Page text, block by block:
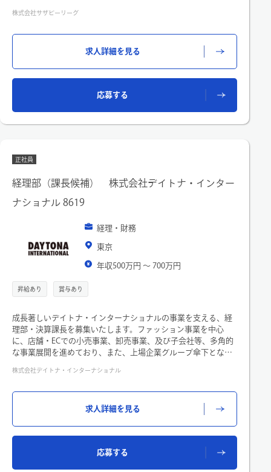
⑤ 税務申告及び監査法人、税理士法人との関係構築と実務
株式会社サザビーリーグ
求人詳細を見る
応募する
正社員
経理部（課長候補） 株式会社デイトナ・インター
ナショナル 8619
経理・財務
東京
年収500万円 〜 700万円
昇給あり 賞与あり
成長著しいデイトナ・インターナショナルの事業を支える、経
理部・決算課長を募集いたします。ファッション事業を中心
に、店舗・ECでの小売事業、卸売事業、及び子会社等、多角的
な事業展開を進めており、また、上場企業グループ傘下となっ
ており、周辺組織との連携も含めて、決算領域で専門的にご活
・月次・四半期次・年次決算業務（単体・連結）の実務管理
株式会社デイトナ・インターナショナル
求人詳細を見る
応募する